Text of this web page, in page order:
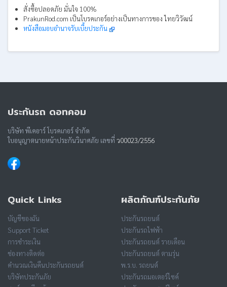
สั่งซื้อปลอดภัย มั่นใจ 100%
PrakunRod.com เป็นโบรคเกอร์อย่างเป็นทางการของ ไทยวิวัฒน์
หนังสือมอบอำนาจรับเบี้ยประกัน
ประกันรถ ดอทคอม
บริษัท พีเคอาร์ โบรคเกอร์ จำกัด
ใบอนุญาตนายหน้าประกันวินาศภัย เลขที่ ว00023/2556
Quick Links
บัญชีของฉัน
Support Ticket
การชำระเงิน
ช่องทางติดต่อ
คำนวณเงินคืนประกันรถยนต์
บริษัทประกันภัย
ผลิตภัณฑ์ประกันภัย
ประกันรถยนต์
ประกันรถไฟฟ้า
ประกันรถยนต์ รายเดือน
ประกันรถยนต์ ตามรุ่น
พ.ร.บ. รถยนต์
ประกันรถมอเตอร์ไซค์